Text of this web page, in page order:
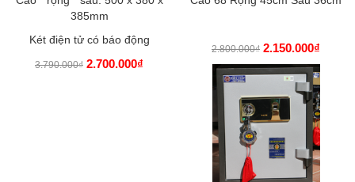
385mm
Két điện tử có báo động
3.790.000₫ 2.700.000₫
2.800.000₫ 2.150.000₫